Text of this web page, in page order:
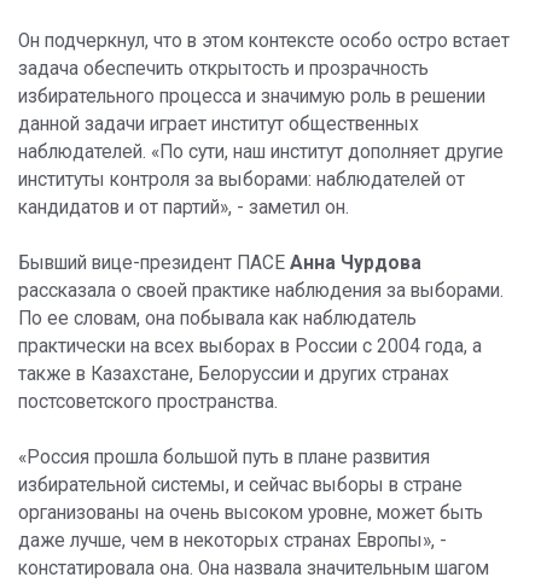
Он подчеркнул, что в этом контексте особо остро встает
задача обеспечить открытость и прозрачность
избирательного процесса и значимую роль в решении
данной задачи играет институт общественных
наблюдателей. «По сути, наш институт дополняет другие
институты контроля за выборами: наблюдателей от
кандидатов и от партий», - заметил он.
Бывший вице-президент ПАСЕ Анна Чурдова
рассказала о своей практике наблюдения за выборами.
По ее словам, она побывала как наблюдатель
практически на всех выборах в России с 2004 года, а
также в Казахстане, Белоруссии и других странах
постсоветского пространства.
«Россия прошла большой путь в плане развития
избирательной системы, и сейчас выборы в стране
организованы на очень высоком уровне, может быть
даже лучше, чем в некоторых странах Европы», -
констатировала она. Она назвала значительным шагом